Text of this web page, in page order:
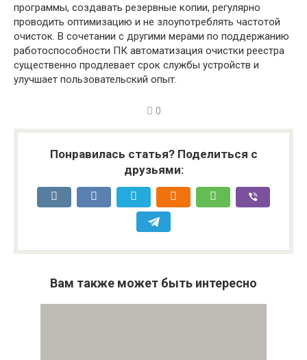
программы, создавать резервные копии, регулярно
проводить оптимизацию и не злоупотреблять частотой
очисток. В сочетании с другими мерами по поддержанию
работоспособности ПК автоматизация очистки реестра
существенно продлевает срок службы устройств и
улучшает пользовательский опыт.
0
Понравилась статья? Поделиться с
друзьями:
Вам также может быть интересно